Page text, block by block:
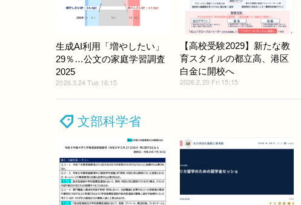
生成AI利用「増やしたい」
29％…公文の家庭学習調査
2025
2026.3.24 Tue 16:15
【高校受験2029】新たな教
育スタイルの都立高、港区
白金に開校へ
2026.2.20 Fri 15:15
文部科学省